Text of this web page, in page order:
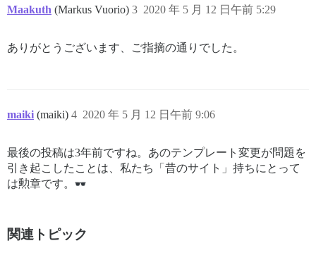
Maakuth (Markus Vuorio) 2020 年 5 月 12 日午前 5:29
3
ありがとうございます、ご指摘の通りでした。
maiki (maiki) 2020 年 5 月 12 日午前 9:06
4
最後の投稿は3年前ですね。あのテンプレート変更が問題を
引き起こしたことは、私たち「昔のサイト」持ちにとって
は勲章です。
関連トピック